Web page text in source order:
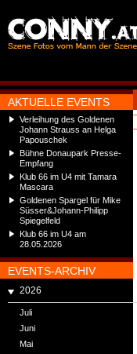
AKTUELLE EVENTS
Verleihung des Goldenen
Johann Strauss an Helga
Papouschek
Bühne Donaupark Presse-
Empfang
Klub 66 im U4 mit Tamara
Mascara
Goldenen Spargel für Mike
Süsser&Johann-Philipp
Spiegelfeld
Klub 66 im U4 am
28.05.2026
EVENTS-ARCHIV
2026
Juli
Juni
Mai